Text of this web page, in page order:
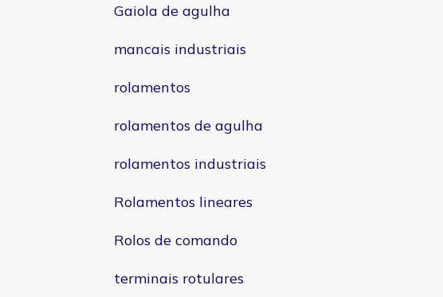
Gaiola de agulha
mancais industriais
rolamentos
rolamentos de agulha
rolamentos industriais
Rolamentos lineares
Rolos de comando
terminais rotulares